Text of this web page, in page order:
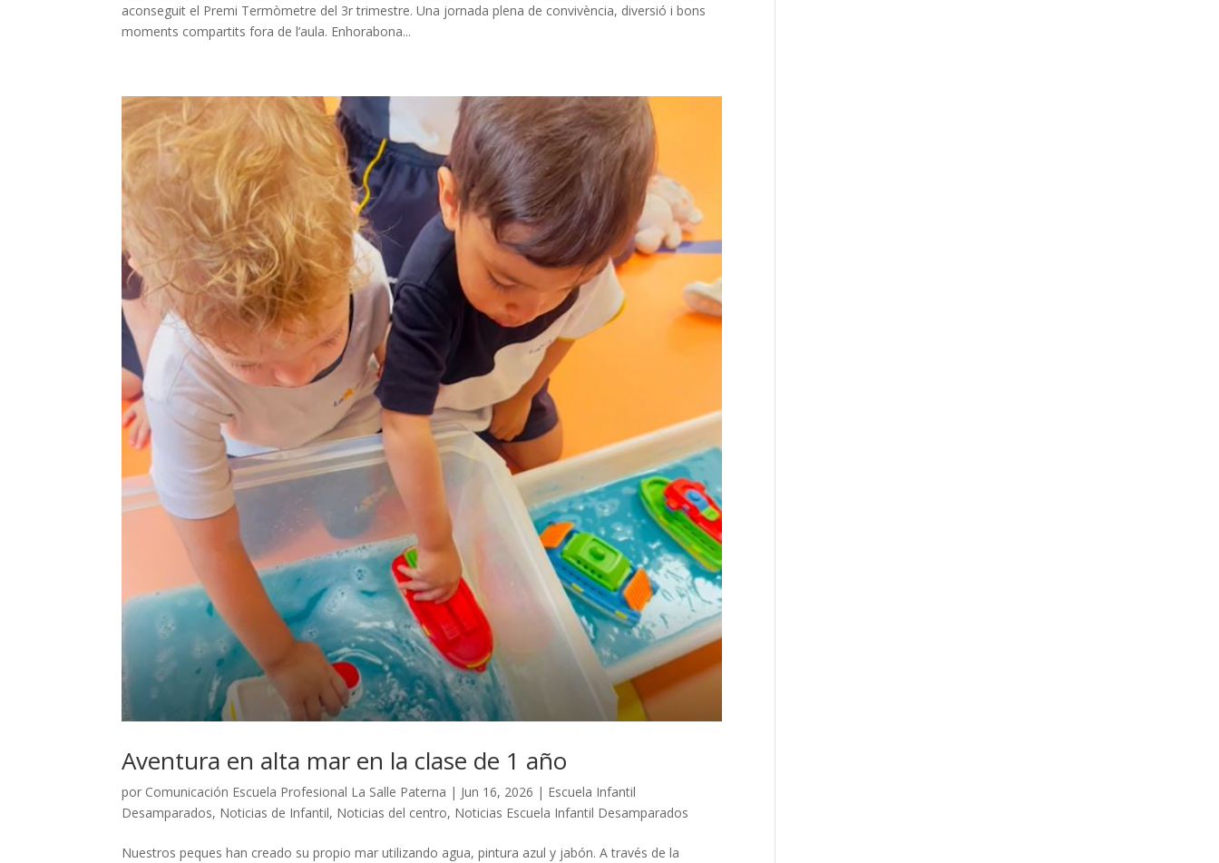
aconseguit el Premi Termòmetre del 3r trimestre. Una jornada plena de convivència, diversió i bons
moments compartits fora de l’aula. Enhorabona...
Aventura en alta mar en la clase de 1 año
por Comunicación Escuela Profesional La Salle Paterna | Jun 16, 2026 | Escuela Infantil
Desamparados, Noticias de Infantil, Noticias del centro, Noticias Escuela Infantil Desamparados
Nuestros peques han creado su propio mar utilizando agua, pintura azul y jabón. A través de la